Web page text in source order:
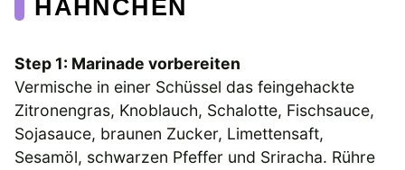
HÄHNCHEN
Step 1: Marinade vorbereiten
Vermische in einer Schüssel das feingehackte
Zitronengras, Knoblauch, Schalotte, Fischsauce,
Sojasauce, braunen Zucker, Limettensaft,
Sesamöl, schwarzen Pfeffer und Sriracha. Rühre